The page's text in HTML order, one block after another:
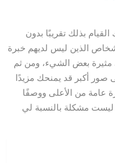
بذلك تقريبًا بدون
الذين ليس لديهم خبرة
مثيرة بعض الشيء، ومن ثم
صور أكبر قد يمنحك مزيدًا
عامة من الأعلى ووصفًا
ليست مشكلة بالنسبة لي